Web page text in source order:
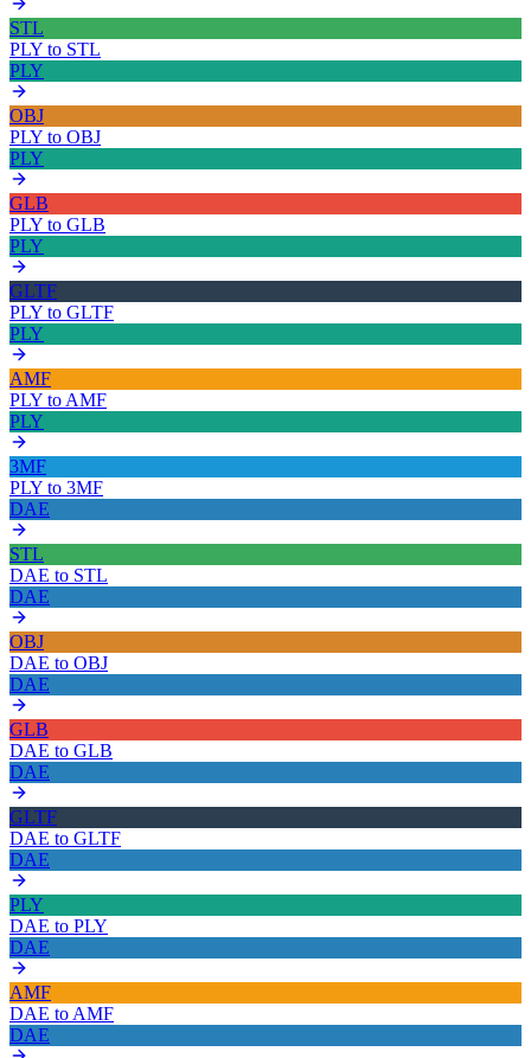
STL
PLY to STL
PLY
OBJ
PLY to OBJ
PLY
GLB
PLY to GLB
PLY
GLTF
PLY to GLTF
PLY
AMF
PLY to AMF
PLY
3MF
PLY to 3MF
DAE
STL
DAE to STL
DAE
OBJ
DAE to OBJ
DAE
GLB
DAE to GLB
DAE
GLTF
DAE to GLTF
DAE
PLY
DAE to PLY
DAE
AMF
DAE to AMF
DAE